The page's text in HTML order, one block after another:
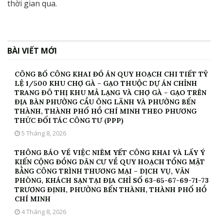
thời gian qua.
BÀI VIẾT MỚI
CÔNG BỐ CÔNG KHAI ĐỒ ÁN QUY HOẠCH CHI TIẾT TỶ
LỆ 1/500 KHU CHỢ GÀ – GẠO THUỘC DỰ ÁN CHỈNH
TRANG ĐÔ THỊ KHU MẢ LẠNG VÀ CHỢ GÀ – GẠO TRÊN
ĐỊA BÀN PHƯỜNG CẦU ÔNG LÃNH VÀ PHƯỜNG BẾN
THÀNH, THÀNH PHỐ HỒ CHÍ MINH THEO PHƯƠNG
THỨC ĐỐI TÁC CÔNG TƯ (PPP)
5 Tháng 8, 2026
THÔNG BÁO VỀ VIỆC NIÊM YẾT CÔNG KHAI VÀ LẤY Ý
KIẾN CỘNG ĐỒNG DÂN CƯ VỀ QUY HOẠCH TỔNG MẶT
BẰNG CÔNG TRÌNH THƯƠNG MẠI – DỊCH VỤ, VĂN
PHÒNG, KHÁCH SẠN TẠI ĐỊA CHỈ SỐ 63-65-67-69-71-73
TRƯƠNG ĐỊNH, PHƯỜNG BẾN THÀNH, THÀNH PHỐ HỒ
CHÍ MINH
4 Tháng 8, 2026